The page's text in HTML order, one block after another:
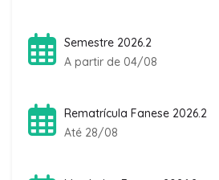
Semestre 2026.2
A partir de 04/08
Rematrícula Fanese 2026.2
Até 28/08